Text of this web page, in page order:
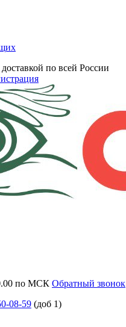
по всей России
по МСК Обратный звонок
08-59 (доб 1)